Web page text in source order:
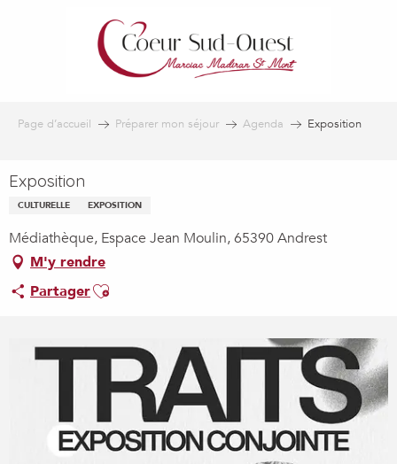
Page d’accueil Préparer mon séjour Agenda Exposition
Exposition
CULTURELLE EXPOSITION
Médiathèque, Espace Jean Moulin, 65390 Andrest
M'y rendre
PartagerAjouter aux favoris